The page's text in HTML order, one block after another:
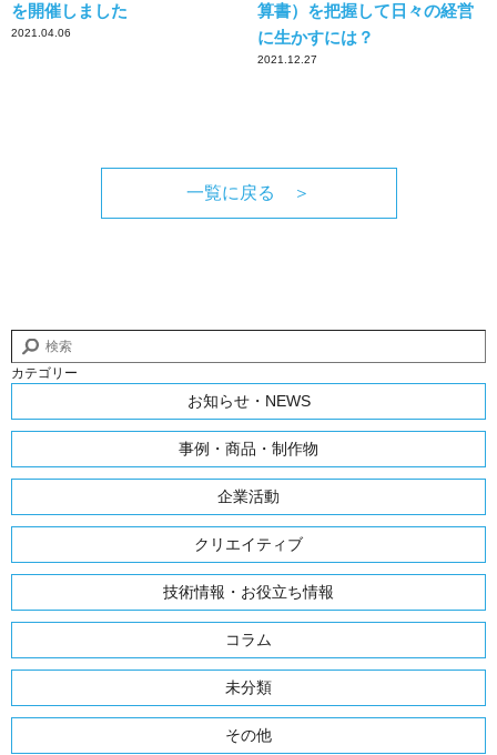
を開催しました
2021.04.06
算書）を把握して日々の経営
に生かすには？
2021.12.27
一覧に戻る ＞
カテゴリー
お知らせ・NEWS
事例・商品・制作物
企業活動
クリエイティブ
技術情報・お役立ち情報
コラム
未分類
その他